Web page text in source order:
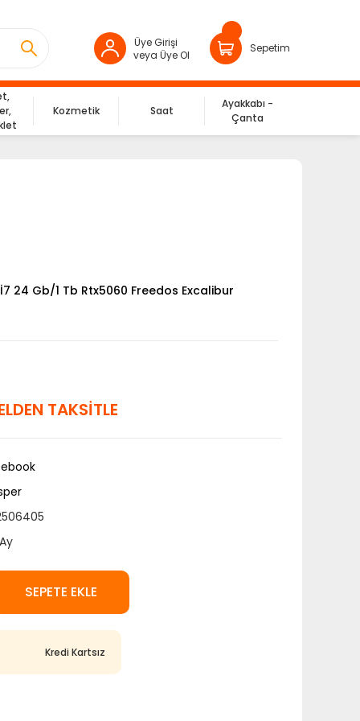
Üye Girişi
veya Üye Ol
Sepetim
Kozmetik Saat
Ayakkabı -
Çanta
24 Gb/1 Tb Rtx5060 Freedos Excalibur
TAKSİTLE
SEPETE EKLE
Kredi Kartsız